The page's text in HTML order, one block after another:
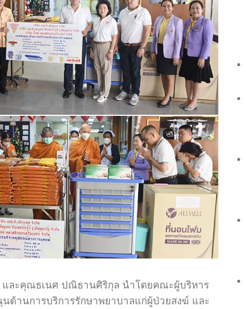
และคุณธเนศ ปณิธานศิริกุล นำโดยคณะผู้บริหาร
ด้านการบริการรักษาพยาบาลแก่ผู้ป่วยสงฆ์ และ